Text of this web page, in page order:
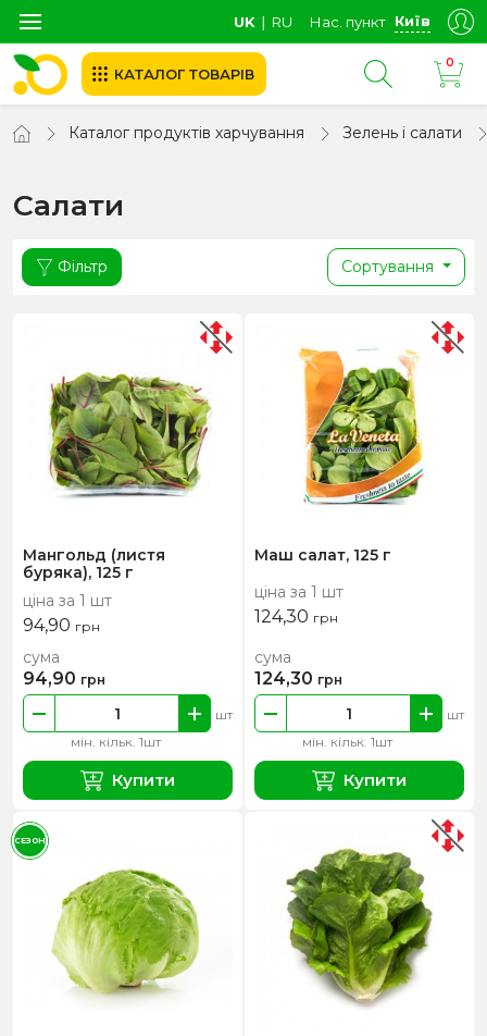
UK ∣ RU Нас. пункт Київ
КАТАЛОГ ТОВАРІВ
0
Каталог продуктів харчування Зелень і салати
Салати
Фільтр Сортування
Мангольд (листя
буряка), 125 г
ціна за 1 шт
94,90 грн
мін. кільк. 1шт
шт
сума
94,90 грн
Купити
Маш салат, 125 г
ціна за 1 шт
124,30 грн
мін. кільк. 1шт
шт
сума
124,30 грн
Купити
СЕЗОН